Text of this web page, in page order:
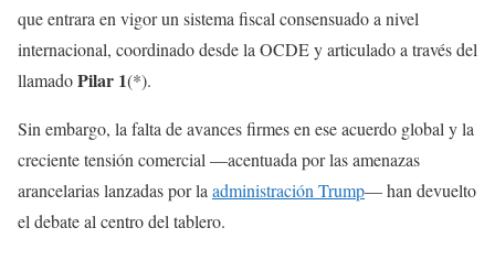
que entrara en vigor un sistema fiscal consensuado a nivel
internacional, coordinado desde la OCDE y articulado a través del
llamadoPilar 1(*).
Sin embargo, la falta de avances firmes en ese acuerdo global y la
creciente tensión comercial —acentuada por las amenazas
arancelarias lanzadas por la administración Trump— han devuelto
el debate al centro del tablero.